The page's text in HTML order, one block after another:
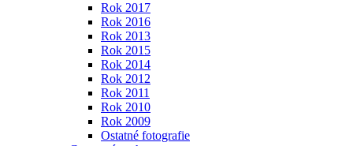
Rok 2017
Rok 2016
Rok 2013
Rok 2015
Rok 2014
Rok 2012
Rok 2011
Rok 2010
Rok 2009
Ostatné fotografie